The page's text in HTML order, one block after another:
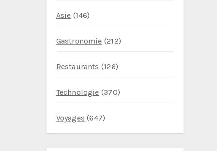
Asie (146)
Gastronomie (212)
Restaurants (126)
Technologie (370)
Voyages (647)